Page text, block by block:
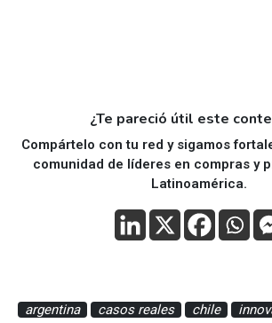
¿Te pareció útil este
Compártelo con tu red y sigamos
comunidad de líderes en compras y
Latinoamérica.
argentina casos reales chile